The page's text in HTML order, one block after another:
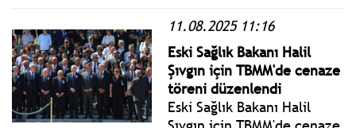
mesajı yayımladı.
Kılıçdaroğlu: milletçe onun
felsefesini anladığımız,
arınmanın, kardeşliğin,
dürüstlüğün, hoşgörünün
ve sevginin hiç eksik
11.08.2025 11:16
Eski Sağlık Bakanı Halil
Şıvgın için TBMM'de cenaze
töreni düzenlendi
Eski Sağlık Bakanı Halil